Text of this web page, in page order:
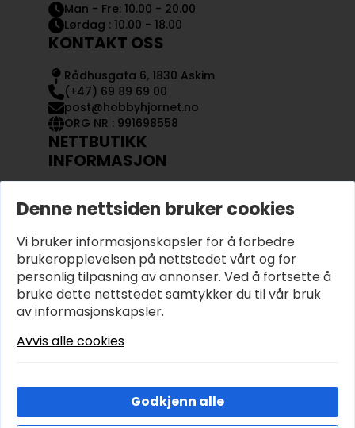
Man - Fre: 10.00 - 20.00
Lørdag : 10.00 - 18.00
KONTAKT OSS
Rådhusgata 6, 1830 Askim
(+47) 69 89 69 00
post@hobbyhjornet.no
ORG NR : 991698558
NETTBUTIKK
INFORMASJON
OM OSS
KJØPSVILKÅR OG BETINGELSER
PERSONVERN
Denne nettsiden bruker cookies
Vi bruker informasjonskapsler for å forbedre
brukeropplevelsen på nettstedet vårt og for
personlig tilpasning av annonser. Ved å fortsette å
bruke dette nettstedet samtykker du til vår bruk
av informasjonskapsler.
Avvis alle cookies
Godkjenn alle